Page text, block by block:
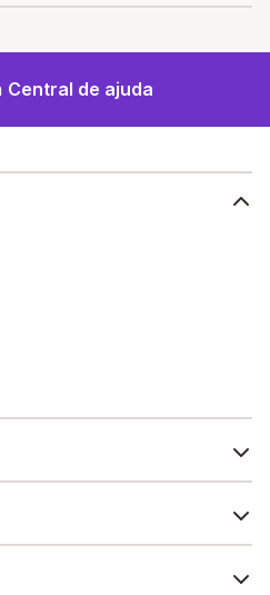
mais avançados,
propício ao
Central de ajuda